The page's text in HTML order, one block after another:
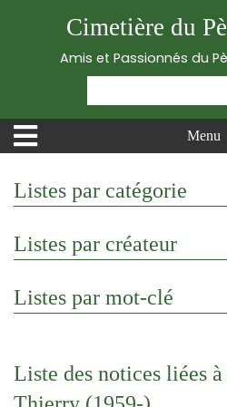
Cimetière du
Amis et Passionnés du
Menu
Listes par catégorie
Listes par créateur
Listes par mot-clé
Liste des notices liées à